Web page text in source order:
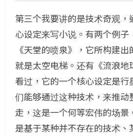
第三个我要讲的是技术奇观，
心设定来写小说。有两个例子
《天堂的喷泉》，它所构建出
就是太空电梯。还有《流浪地
看过，它的一个核心设定是行
们能够通过这种技术，来推动
走，这是一个何等宏伟的场景
是基于某种并不存在的技术、